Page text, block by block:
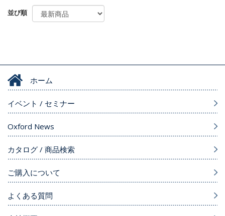
並び順
ホーム
イベント / セミナー
Oxford News
カタログ / 商品検索
ご購入について
よくある質問